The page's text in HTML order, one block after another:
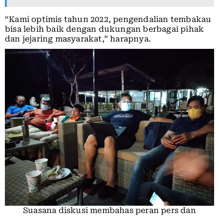
“Kami optimis tahun 2022, pengendalian tembakau
bisa lebih baik dengan dukungan berbagai pihak
dan jejaring masyarakat,” harapnya.
Suasana diskusi membahas peran pers dan